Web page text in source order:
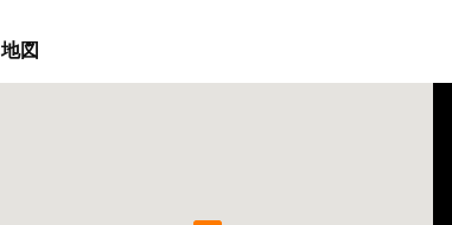
地図